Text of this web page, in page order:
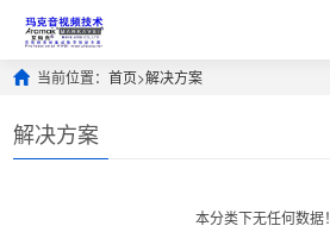
当前位置：首页>解决方案
解决方案
本分类下无任何数据！